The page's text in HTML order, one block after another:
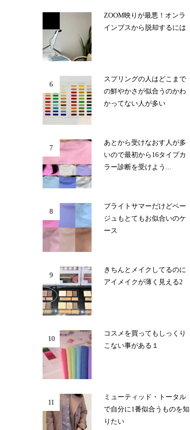
ZOOM映りが最悪！オンラ
インブスから脱却するには
6
スプリングの人はどこまで
の鮮やかさが似合うのかわ
かってない人が多い
7
あとから受けなおす人が多
いので最初から16タイプカ
ラー診断を受けよう...
8
ブライトサマーだけどベー
ジュもとてもお似合いのケ
ース
9
きちんとメイクしてるのに
アイメイクが薄く見える2
10
コスメを買ってもしっくり
こない事がある１
11
ミューティッド・トータル
で自分に1番似合うものを知
りたい